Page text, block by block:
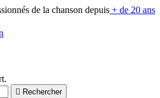
de la chanson depuis + de 20 ans
 Rechercher